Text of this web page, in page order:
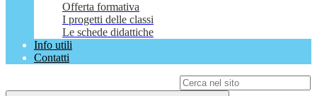
Offerta formativa
I progetti delle classi
Le schede didattiche
Info utili
Contatti